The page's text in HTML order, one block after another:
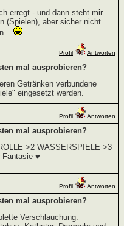
erregt - und dann steht mir
(Spielen), aber sicher nicht
Profil Antworten
mal ausprobieren?
Getränken verbundene
eingesetzt werden.
Profil
Antworten
mal ausprobieren?
>2 WASSERSPIELE >3
Fantasie ♥
Profil Antworten
mal ausprobieren?
Verschlauchung.